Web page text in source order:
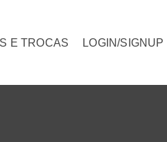
E TROCAS LOGIN/SIGNUP